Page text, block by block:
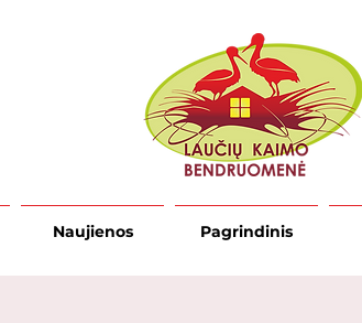
Naujienos Pagrindinis